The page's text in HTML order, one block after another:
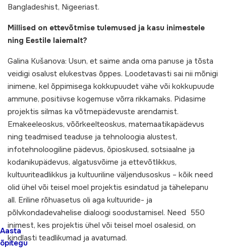
Aasta
õpitegu
Bangladeshist, Nigeeriast.
Millised on ettevõtmise tulemused ja kasu inimestele
ning Eestile laiemalt?
Galina Kušanova: Usun, et saime anda oma panuse ja tõsta
veidigi osalust elukestvas õppes. Loodetavasti sai nii mõnigi
inimene, kel õppimisega kokkupuudet vähe või kokkupuude
ammune, positiivse kogemuse võrra rikkamaks. Pidasime
projektis silmas ka võtmepädevuste arendamist.
Emakeeleoskus, võõrkeelteoskus, matemaatikapädevus
ning teadmised teaduse ja tehnoloogia alustest,
infotehnoloogiline pädevus, õpioskused, sotsiaalne ja
kodanikupädevus, algatusvõime ja ettevõtlikkus,
kultuuriteadlikkus ja kultuuriline väljendusoskus – kõik need
olid ühel või teisel moel projektis esindatud ja tähelepanu
all. Eriline rõhuasetus oli aga kultuuride- ja
põlvkondadevahelise dialoogi soodustamisel. Need 550
inimest, kes projektis ühel või teisel moel osalesid, on
kindlasti teadlikumad ja avatumad.